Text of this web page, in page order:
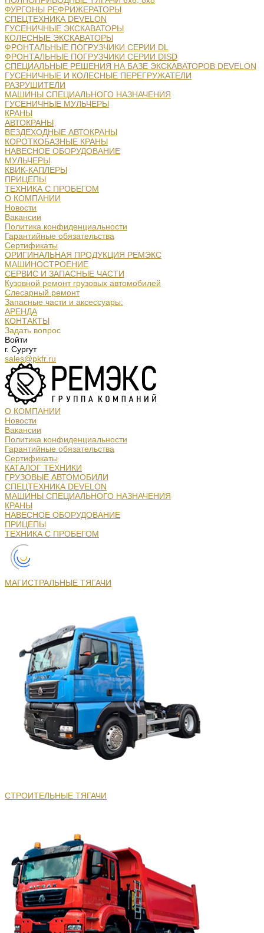
ФУРГОНЫ РЕФРИЖЕРАТОРЫ
СПЕЦТЕХНИКА DEVELON
ГУСЕНИЧНЫЕ ЭКСКАВАТОРЫ
КОЛЕСНЫЕ ЭКСКАВАТОРЫ
ФРОНТАЛЬНЫЕ ПОГРУЗЧИКИ СЕРИИ DL
ФРОНТАЛЬНЫЕ ПОГРУЗЧИКИ СЕРИИ DISD
СПЕЦИАЛЬНЫЕ РЕШЕНИЯ НА БАЗЕ ЭКСКАВАТОРОВ DEVELON
ГУСЕНИЧНЫЕ И КОЛЕСНЫЕ ПЕРЕГРУЖАТЕЛИ
РАЗРУШИТЕЛИ
МАШИНЫ СПЕЦИАЛЬНОГО НАЗНАЧЕНИЯ
ГУСЕНИЧНЫЕ МУЛЬЧЕРЫ
КРАНЫ
АВТОКРАНЫ
ВЕЗДЕХОДНЫЕ АВТОКРАНЫ
КОРОТКОБАЗНЫЕ КРАНЫ
НАВЕСНОЕ ОБОРУДОВАНИЕ
МУЛЬЧЕРЫ
КВИК-КАПЛЕРЫ
ПРИЦЕПЫ
ТЕХНИКА С ПРОБЕГОМ
О КОМПАНИИ
Новости
Вакансии
Политика конфиденциальности
Гарантийные обязательства
Сертификаты
ОРИГИНАЛЬНАЯ ПРОДУКЦИЯ РЕМЭКС
МАШИНОСТРОЕНИЕ
СЕРВИС И ЗАПАСНЫЕ ЧАСТИ
Кузовной ремонт грузовых автомобилей
Слесарный ремонт
Запасные части и аксессуары:
АРЕНДА
КОНТАКТЫ
Задать вопрос
Войти
г. Сургут
sales@pkfr.ru
О КОМПАНИИ
Новости
Вакансии
Политика конфиденциальности
Гарантийные обязательства
Сертификаты
КАТАЛОГ ТЕХНИКИ
ГРУЗОВЫЕ АВТОМОБИЛИ
СПЕЦТЕХНИКА DEVELON
МАШИНЫ СПЕЦИАЛЬНОГО НАЗНАЧЕНИЯ
КРАНЫ
НАВЕСНОЕ ОБОРУДОВАНИЕ
ПРИЦЕПЫ
ТЕХНИКА С ПРОБЕГОМ
МАГИСТРАЛЬНЫЕ ТЯГАЧИ
СТРОИТЕЛЬНЫЕ ТЯГАЧИ